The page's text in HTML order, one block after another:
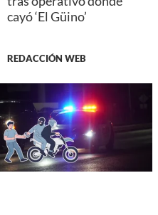
cayó ‘El Güino’
REDACCIÓN WEB